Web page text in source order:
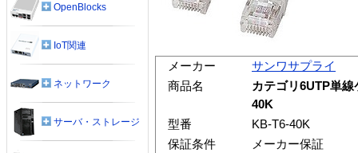
メーカー
サンワサプライ
商品名
カテゴリ6UTP単
40K
型番
KB-T6-40K
保証条件
メーカー保証
OpenBlocks
IoT関連
ネットワーク
サーバ・ストレージ